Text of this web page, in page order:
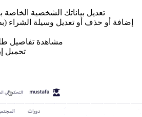
تعديل بياناتك الشخصية الخاصة
إضافة أو حذف أو تعديل وسيلة الشراء
مشاهدة تفاصيل
تحميل